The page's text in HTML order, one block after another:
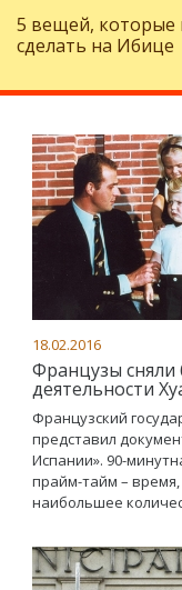
5 вещей, которые
сделать на Ибице
18.02.2016
Французы
деятельности
Французский
представил
Испании». 90-
прайм-тайм – время,
наибольшее